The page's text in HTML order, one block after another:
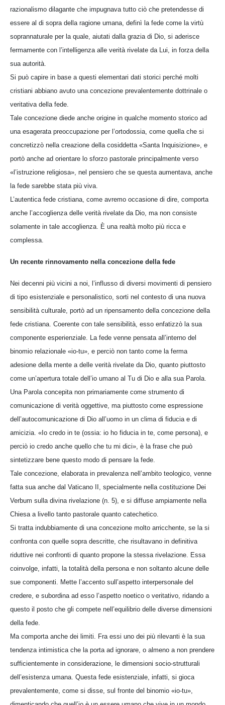
razionalismo dilagante che impugnava tutto ciò che pretendesse di
essere al di sopra della ragione umana, definì la fede come la virtù
soprannaturale per la quale, aiutati dalla grazia di Dio, si aderisce
fermamente con l’intelligenza alle verità rivelate da Lui, in forza della
sua autorità.
Si può capire in base a questi elementari dati storici perché molti
cristiani abbiano avuto una concezione prevalentemente dottrinale o
veritativa della fede.
Tale concezione diede anche origine in qualche momento storico ad
una esagerata preoccupazione per l’ortodossia, come quella che si
concretizzò nella creazione della cosiddetta «Santa Inquisizione», e
portò anche ad orientare lo sforzo pastorale principalmente verso
«l’istruzione religiosa», nel pensiero che se questa aumentava, anche
la fede sarebbe stata più viva.
L’autentica fede cristiana, come avremo occasione di dire, comporta
anche l’accoglienza delle verità rivelate da Dio, ma non consiste
solamente in tale accoglienza. È una realtà molto più ricca e
complessa.
Un recente rinnovamento nella concezione della fede
Nei decenni più vicini a noi, l’influsso di diversi movimenti di pensiero
di tipo esistenziale e personalistico, sorti nel contesto di una nuova
sensibilità culturale, portò ad un ripensamento della concezione della
fede cristiana. Coerente con tale sensibilità, esso enfatizzò la sua
componente esperienziale. La fede venne pensata all’interno del
binomio relazionale «io-tu», e perciò non tanto come la ferma
adesione della mente a delle verità rivelate da Dio, quanto piuttosto
come un’apertura totale dell’io umano al Tu di Dio e alla sua Parola.
Una Parola concepita non primariamente come strumento di
comunicazione di verità oggettive, ma piuttosto come espressione
dell’autocomunicazione di Dio all’uomo in un clima di fiducia e di
amicizia. «Io credo in te (ossia: io ho fiducia in te, come persona), e
perciò io credo anche quello che tu mi dici», è la frase che può
sintetizzare bene questo modo di pensare la fede.
Tale concezione, elaborata in prevalenza nell’ambito teologico, venne
fatta sua anche dal Vaticano II, specialmente nella costituzione Dei
Verbum sulla divina rivelazione (n. 5), e si diffuse ampiamente nella
Chiesa a livello tanto pastorale quanto catechetico.
Si tratta indubbiamente di una concezione molto arricchente, se la si
confronta con quelle sopra descritte, che risultavano in definitiva
riduttive nei confronti di quanto propone la stessa rivelazione. Essa
coinvolge, infatti, la totalità della persona e non soltanto alcune delle
sue componenti. Mette l’accento sull’aspetto interpersonale del
credere, e subordina ad esso l’aspetto noetico o veritativo, ridando a
questo il posto che gli compete nell’equilibrio delle diverse dimensioni
della fede.
Ma comporta anche dei limiti. Fra essi uno dei più rilevanti è la sua
tendenza intimistica che la porta ad ignorare, o almeno a non prendere
sufficientemente in considerazione, le dimensioni socio-strutturali
dell’esistenza umana. Questa fede esistenziale, infatti, si gioca
prevalentemente, come si disse, sul fronte del binomio «io-tu»,